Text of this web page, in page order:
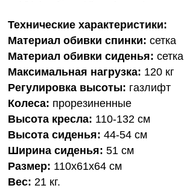
Технические характеристики:
Материал обивки спинки: сетка
Материал обивки сиденья: сетка
Максимальная нагрузка: 120 кг
Регулировка высоты: газлифт
Колеса: прорезиненные
Высота кресла: 110-132 см
Высота сиденья: 44-54 см
Ширина сиденья: 51 см
Размер: 110x61х64 см
Вес: 21 кг.